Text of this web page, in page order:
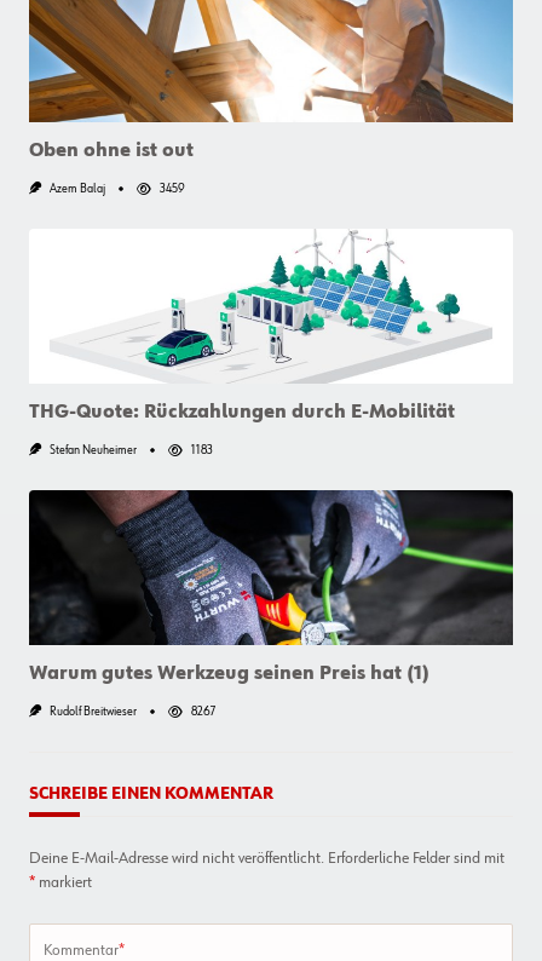
Oben ohne ist out
Azem Balaj 3459
THG-Quote: Rückzahlungen durch E-Mobilität
Stefan Neuheimer 1183
Warum gutes Werkzeug seinen Preis hat (1)
Rudolf Breitwieser 8267
SCHREIBE EINEN KOMMENTAR
Deine E-Mail-Adresse wird nicht veröffentlicht. Erforderliche Felder sind mit
* markiert
Kommentar*